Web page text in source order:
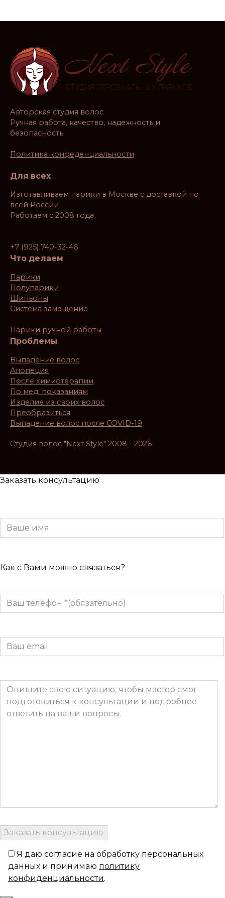
Авторская студия волос
Ручная работа, качество, надежность и
безопасность
Политика конфеденциальности
Для всех
Изготавливаем парики в Москве с доставкой по
всей России
Работаем с 2008 года
+7 (925) 740-32-46
Что делаем
Парики
Полупарики
Шиньоны
Система замещение
Парики ручной работы
Проблемы
Выпадение волос
Алопеция
После химиотерапии
По мед. показаниям
Изделие из своих волос
Преобразиться
Выпадение волос после COVID-19
Студия волос "Next Style" 2008 - 2026
Заказать консультацию
Как с Вами можно связаться?
Я даю согласие на обработку персональных
данных и принимаю политику
конфиденциальности.